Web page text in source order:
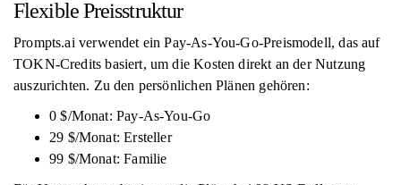
Flexible Preisstruktur
Prompts.ai verwendet ein Pay-As-You-Go-Preismodell, das auf
TOKN-Credits basiert, um die Kosten direkt an der Nutzung
auszurichten. Zu den persönlichen Plänen gehören:
0 $/Monat: Pay-As-You-Go
29 $/Monat: Ersteller
99 $/Monat: Familie